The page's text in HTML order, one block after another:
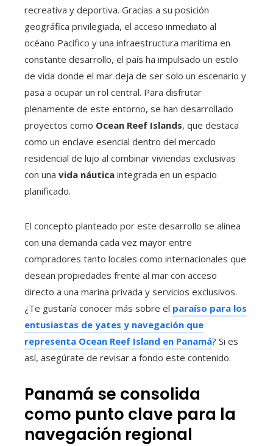
recreativa y deportiva. Gracias a su posición
geográfica privilegiada, el acceso inmediato al
océano Pacífico y una infraestructura marítima en
constante desarrollo, el país ha impulsado un estilo
de vida donde el mar deja de ser solo un escenario y
pasa a ocupar un rol central. Para disfrutar
plenamente de este entorno, se han desarrollado
proyectos como Ocean Reef Islands, que destaca
como un enclave esencial dentro del mercado
residencial de lujo al combinar viviendas exclusivas
con una vida náutica integrada en un espacio
planificado.
El concepto planteado por este desarrollo se alinea
con una demanda cada vez mayor entre
compradores tanto locales como internacionales que
desean propiedades frente al mar con acceso
directo a una marina privada y servicios exclusivos.
¿Te gustaría conocer más sobre el paraíso para los
entusiastas de yates y navegación que
representa Ocean Reef Island en Panamá? Si es
así, asegúrate de revisar a fondo este contenido.
Panamá se consolida
como punto clave para la
navegación regional